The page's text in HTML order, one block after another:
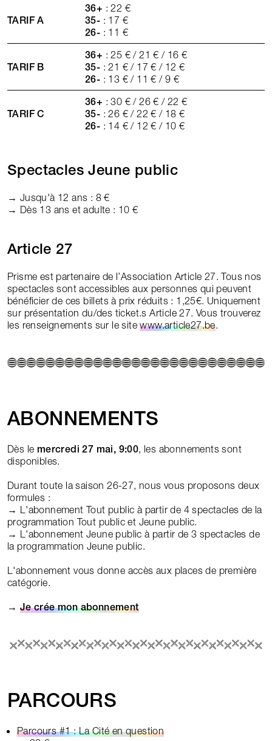
TARIF A
36+ : 22 €
35- : 17 €
26- : 11 €
TARIF B
36+ : 25 € / 21 € / 16 €
35- : 21 € / 17 € / 12 €
26- : 13 € / 11 € / 9 €
TARIF C
36+ : 30 € / 26 € / 22 €
35- : 26 € / 22 € / 18 €
26- : 14 € / 12 € / 10 €
Spectacles Jeune public
→ Jusqu'à 12 ans : 8 €
→ Dès 13 ans et adulte : 10 €
Article 27
Prisme est partenaire de l’Association Article 27. Tous nos
spectacles sont accessibles aux personnes qui peuvent
bénéficier de ces billets à prix réduits : 1,25€. Uniquement
sur présentation du/des ticket.s Article 27. Vous trouverez
les renseignements sur le sitewww.article27.be.
ABONNEMENTS
Dès le mercredi 27 mai, 9:00, les abonnements sont
disponibles.
Durant toute la saison 26-27, nous vous proposons deux
formules :
→ L'abonnement Tout public à partir de 4 spectacles de la
programmation Tout public et Jeune public.
→ L'abonnement Jeune public à partir de 3 spectacles de
la programmation Jeune public.
L'abonnement vous donne accès aux places de première
catégorie.
→ Je crée mon abonnement
PARCOURS
Parcours #1 : La Cité en question